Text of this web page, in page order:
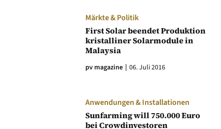
Märkte & Politik
First Solar beendet Produktion
kristalliner Solarmodule in
Malaysia
pv magazine 06. Juli 2016
Anwendungen & Installationen
Sunfarming will 750.000 Euro
bei Crowdinvestoren